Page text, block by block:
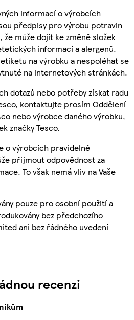
informací o výrobcích
předpisy pro výrobu potravin
že může dojít ke změně složek
informací a alergenů.
na výrobku a nespoléhat se
na internetových stránkách.
dotazů nebo potřeby získat radu
kontaktujte prosím Oddělení
nebo výrobce daného výrobku,
značky Tesco.
o výrobcích pravidelně
přijmout odpovědnost za
To však nemá vliv na Vaše
pouze pro osobní použití a
bez předchozího
ani bez řádného uvedení
recenzi